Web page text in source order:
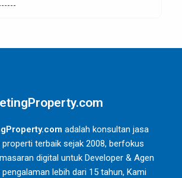
adalah konsultan jasa
terbaik sejak 2008, berfokus
digital untuk Developer & Agen
lebih dari 15 tahun, Kami